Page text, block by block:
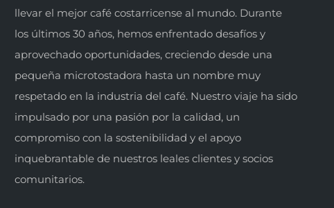
llevar el mejor café costarricense al mundo. Durante
los últimos 30 años, hemos enfrentado desafíos y
aprovechado oportunidades, creciendo desde una
pequeña microtostadora hasta un nombre muy
respetado en la industria del café. Nuestro viaje ha sido
impulsado por una pasión por la calidad, un
compromiso con la sostenibilidad y el apoyo
inquebrantable de nuestros leales clientes y socios
comunitarios.